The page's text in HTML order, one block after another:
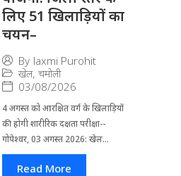
लिए 51 खिलाड़ियों का
चयन–
By laxmi Purohit
खेल, चमोली
03/08/2026
4 अगस्त को आरक्षित वर्ग के खिलाड़ियों
की होगी शारीरिक दक्षता परीक्षा--
गोपेश्वर, 03 अगस्त 2026: खेल...
Read More